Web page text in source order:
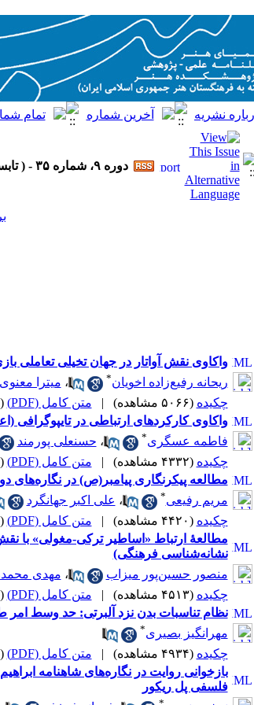
دوره ۹، شماره ۳۵ - ( تابستان ۱۳۹۹ )
واکاوی نقش آواتار در جهان تخیلی تعاملی
ریحانه رفیع‌زاده اخویان* ، میترا
چکیده (۵۰۶۶ مشاهده) | متن کامل (PDF)
(۱۷۶۷ دریافت)
واکاوی کارکردهای ارتباطی در تایپوگرافی
فاطمه عسگری* ، حسنعلی پورمند
چکیده (۴۳۳۲ مشاهده) | متن کامل (PDF)
(۱۹۸۱ دریافت)
مطالعه پیکرنگاری پیامبر(ص) در نگاره‌های
مریم رفیعی* ، علی اکبر جهانگرد
چکیده (۴۴۲۰ مشاهده) | متن کامل (PDF)
(۱۹۰۴ دریافت)
مطالعهٔ ارتباط «اساطیر ترکی-مغولی» با
نشانه‌شناسی فرهنگی)
منصور حسین‌پور میزاب ، مهدی
چکیده (۴۵۱۳ مشاهده) | متن کامل (PDF)
(۴۲۲۶ دریافت)
نظام تناسبات بدن نزد آلبرتی: حد وسط امر
مهرانگیز بصیری*
چکیده (۴۹۳۴ مشاهده) | متن کامل (PDF)
(۱۹۱۳ دریافت)
بازخوانی روایت در نگاره‌های شاهنامه
فلسفی پل ریکور